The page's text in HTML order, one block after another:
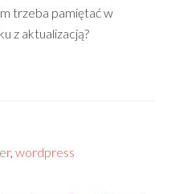
trzeba pamiętać w
z aktualizacją?
,wordpress